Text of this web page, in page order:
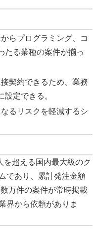
らプログラミング、コ
たる業種の案件が揃っ
契約できるため、業務
定できる。
るリスクを軽減するシ
超える国内最大級のク
であり、累計発注金額
万件の案件が常時掲載
界から依頼がありま